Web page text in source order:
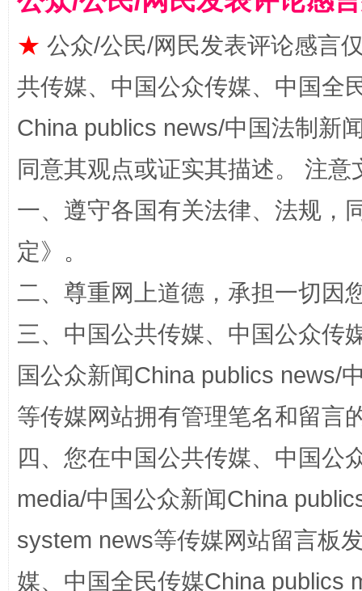
解纷+调解+退费，一次搞定
站台名比不上好声名
★ 公众/公民/网民发表评论感言
共传媒、中国公众传媒、中国全
China publics news/中国法制新
同意其观点或证实其描述。 注
一、遵守各国有关法律、法规，
定》。
二、尊重网上道德，承担一切因
三、中国公共传媒、中国公众传
国公众新闻China publics news/
等传媒网站拥有管理笔名和留言
四、您在中国公共传媒、中国公
media/中国公众新闻China
system news等传媒网站留言板
媒、中国全民传媒China publics